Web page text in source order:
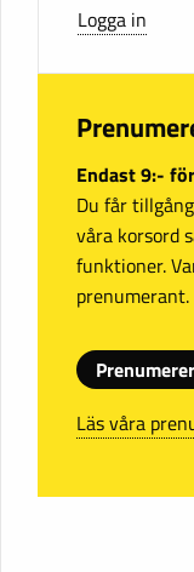
Logga in
Endast 9:-
Du får
våra korsord
funktioner.
prenumerant.
Läs våra